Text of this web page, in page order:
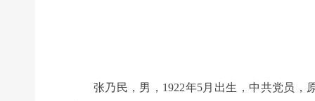
张乃民，男，1922年5月出生，中共党员，